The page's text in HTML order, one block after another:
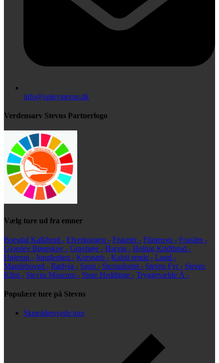
info@oplevstevns.dk
Verdensarv Stevns Partnerlogo
Vælg ture ud fra emner
Boesdal Kalkbrud - Elverkongen - Fiskeler - Flinteovn - Fossiler -
Gjorslev Bøgeskov - Gravhøje - Harvig - Holtug Kridtbrud -
Højerup - Junglestien - Korsnæb - Kulsti rende - Lund -
Mandehoved - Rødvig - Sagn - Stevnsfortet - Stevns Fyr - Stevns
Klint - Stevns Museum - Store Heddinge - Tryggevælde Å -
Populære ture på Stevns
Skræddersyede ture